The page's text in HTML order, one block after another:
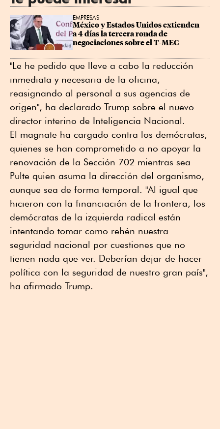
EMPRESAS
México y Estados Unidos extienden
a 4 días la tercera ronda de
negociaciones sobre el T-MEC
"Le he pedido que lleve a cabo la reducción
inmediata y necesaria de la oficina,
reasignando al personal a sus agencias de
origen", ha declarado Trump sobre el nuevo
director interino de Inteligencia Nacional.
El magnate ha cargado contra los demócratas,
quienes se han comprometido a no apoyar la
renovación de la Sección 702 mientras sea
Pulte quien asuma la dirección del organismo,
aunque sea de forma temporal. "Al igual que
hicieron con la financiación de la frontera, los
demócratas de la izquierda radical están
intentando tomar como rehén nuestra
seguridad nacional por cuestiones que no
tienen nada que ver. Deberían dejar de hacer
política con la seguridad de nuestro gran país",
ha afirmado Trump.